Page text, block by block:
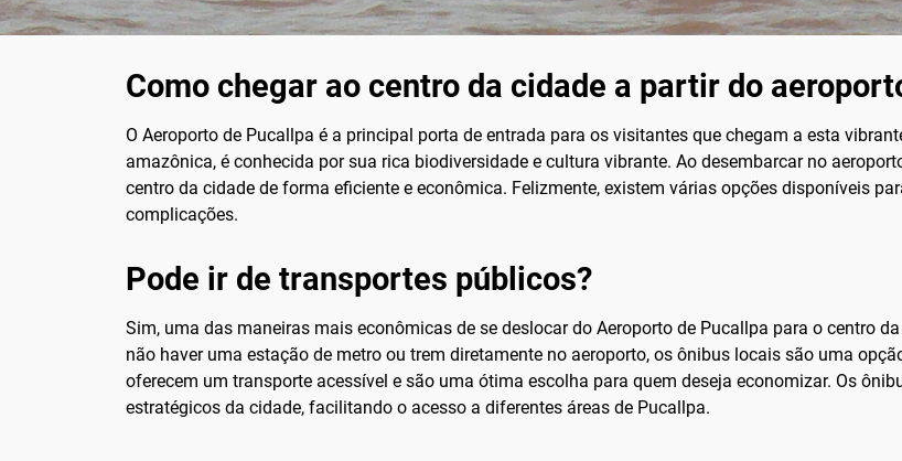
Como chegar ao centro da cidade a partir do
O Aeroporto de Pucallpa é a principal porta de entrada para os visitantes que chegam a esta
amazônica, é conhecida por sua rica biodiversidade e cultura vibrante. Ao desembarcar no
centro da cidade de forma eficiente e econômica. Felizmente, existem várias opções disponíveis
complicações.
Pode ir de transportes públicos?
Sim, uma das maneiras mais econômicas de se deslocar do Aeroporto de Pucallpa para o centro
não haver uma estação de metro ou trem diretamente no aeroporto, os ônibus locais são uma
oferecem um transporte acessível e são uma ótima escolha para quem deseja economizar. Os
estratégicos da cidade, facilitando o acesso a diferentes áreas de Pucallpa.